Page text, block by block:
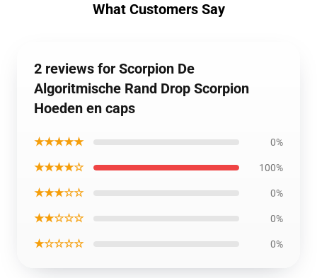
What Customers Say
2 reviews for Scorpion De
Algoritmische Rand Drop Scorpion
Hoeden en caps
★★★★★ 0%
★★★★☆ 100%
★★★☆☆ 0%
★★☆☆☆ 0%
★☆☆☆☆ 0%